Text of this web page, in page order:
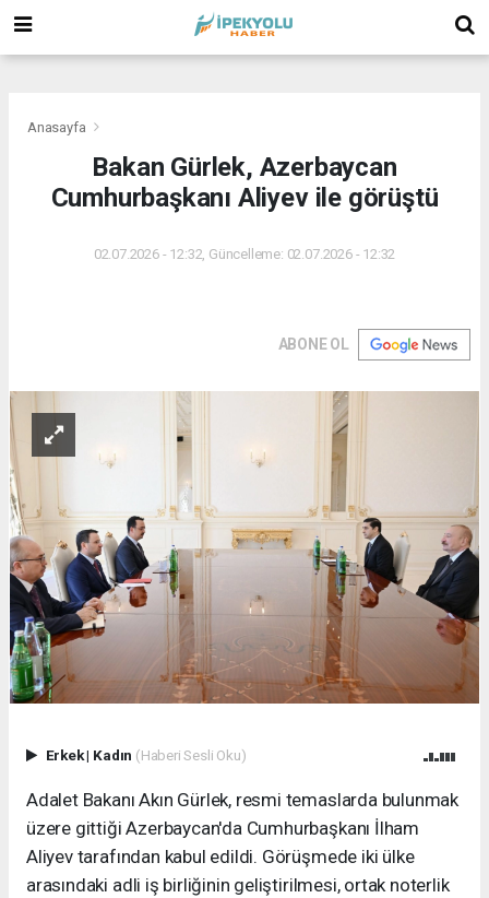
Anasayfa
Bakan Gürlek, Azerbaycan
Cumhurbaşkanı Aliyev ile görüştü
02.07.2026 - 12:32, Güncelleme: 02.07.2026 - 12:32
ABONE OL
Erkek| Kadın (Haberi Sesli Oku)
Adalet Bakanı Akın Gürlek, resmi temaslarda bulunmak
üzere gittiği Azerbaycan'da Cumhurbaşkanı İlham
Aliyev tarafından kabul edildi. Görüşmede iki ülke
arasındaki adli iş birliğinin geliştirilmesi, ortak noterlik